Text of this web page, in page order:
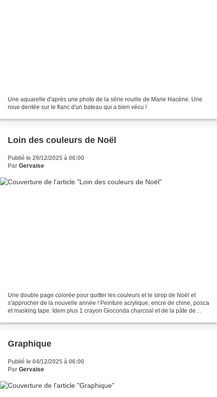
Une aquarelle d'après une photo de la série rouille de Marie Hacène. Une
roue dentée sur le flanc d'un bateau qui a bien vécu !
Loin des couleurs de Noël
Publié le 29/12/2025 à 06:00
Par Gervaise
Une double page colorée pour quitter les couleurs et le sirop de Noël et
s'approcher de la nouvelle année ! Peinture acrylique, encre de chine, posca
et masking tape. Idem plus 1 crayon Gioconda charcoal et de la pâte de
Graphique
Publié le 04/12/2025 à 06:00
Par Gervaise